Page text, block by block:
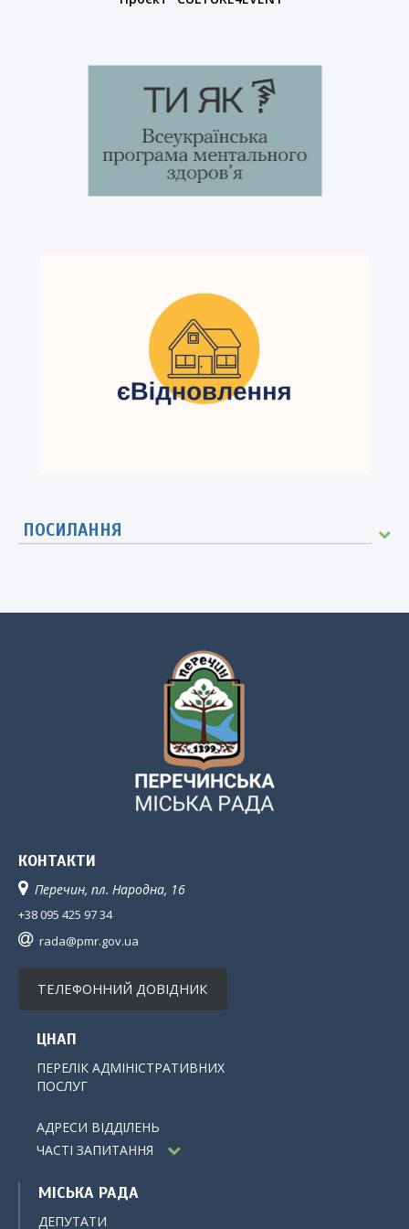
ПОСИЛАННЯ
КОНТАКТИ
Перечин, пл. Народна, 16
+38 095 425 97 34
rada@pmr.gov.ua
ТЕЛЕФОННИЙ ДОВІДНИК
ЦНАП
ПЕРЕЛІК АДМІНІСТРАТИВНИХ
ПОСЛУГ
АДРЕСИ ВІДДІЛЕНЬ
ЧАСТІ ЗАПИТАННЯ
МІСЬКА РАДА
ДЕПУТАТИ